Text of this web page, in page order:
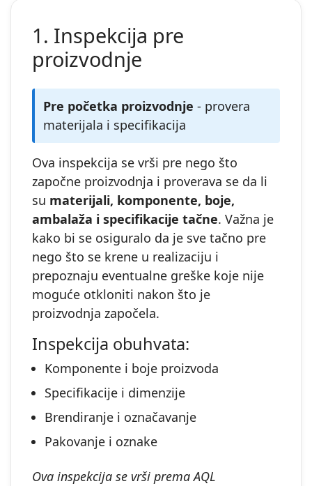
1. Inspekcija pre
proizvodnje
Pre početka proizvodnje - provera
materijala i specifikacija
Ova inspekcija se vrši pre nego što
započne proizvodnja i proverava se da li
su materijali, komponente, boje,
ambalaža i specifikacije tačne. Važna je
kako bi se osiguralo da je sve tačno pre
nego što se krene u realizaciju i
prepoznaju eventualne greške koje nije
moguće otkloniti nakon što je
proizvodnja započela.
Inspekcija obuhvata:
Komponente i boje proizvoda
Specifikacije i dimenzije
Brendiranje i označavanje
Pakovanje i oznake
Ova inspekcija se vrši prema AQL